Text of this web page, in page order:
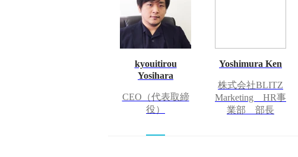
kyouitirou
Yosihara
CEO（代表取締
役）
Yoshimura Ken
株式会社BLITZ
Marketing HR事
業部 部長